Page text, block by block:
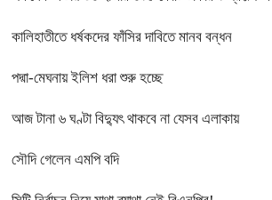
কালিহাতীতে ধর্ষকদের ফাঁসির দাবিতে মানব বন্ধন
পদ্মা-মেঘনায় ইলিশ ধরা শুরু হচ্ছে
আজ টানা ৬ ঘণ্টা বিদ্যুৎ থাকবে না যেসব এলাকায়
সৌদি গেলেন এমপি বদি